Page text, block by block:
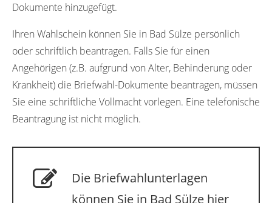
Dokumente hinzugefügt.
Ihren Wahlschein können Sie in Bad Sülze persönlich
oder schriftlich beantragen. Falls Sie für einen
Angehörigen (z.B. aufgrund von Alter, Behinderung oder
Krankheit) die Briefwahl-Dokumente beantragen, müssen
Sie eine schriftliche Vollmacht vorlegen. Eine telefonische
Beantragung ist nicht möglich.
Die Briefwahlunterlagen
können Sie in Bad Sülze hier